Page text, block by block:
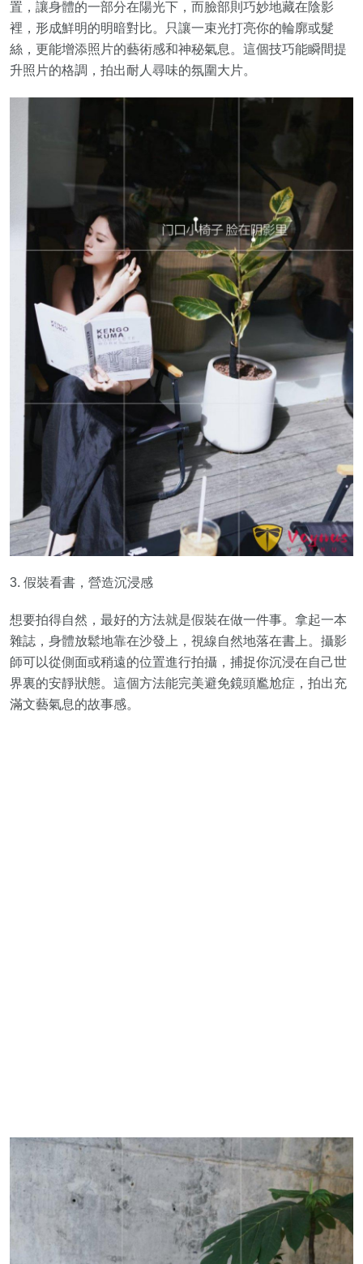
置，讓身體的一部分在陽光下，而臉部則巧妙地藏在陰影
裡，形成鮮明的明暗對比。只讓一束光打亮你的輪廓或髮
絲，更能增添照片的藝術感和神秘氣息。這個技巧能瞬間提
升照片的格調，拍出耐人尋味的氛圍大片。
3. 假裝看書，營造沉浸感
想要拍得自然，最好的方法就是假裝在做一件事。拿起一本
雜誌，身體放鬆地靠在沙發上，視線自然地落在書上。攝影
師可以從側面或稍遠的位置進行拍攝，捕捉你沉浸在自己世
界裏的安靜狀態。這個方法能完美避免鏡頭尷尬症，拍出充
滿文藝氣息的故事感。